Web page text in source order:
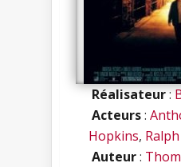
Réalisateur:
Acteurs:
Hopkins,
Auteur: